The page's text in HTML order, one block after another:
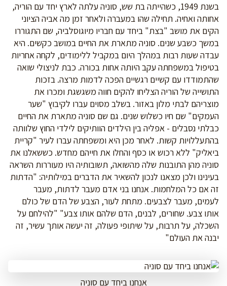
בשנת 1949, כשהייתה בת שש, סוניה עלתה לארץ יחד עם הוריה,
אחותה ואחיה. תחילה שהו במעברה ולאחר זמן מה אביה הציוני
הקים את מושב "בצת" ביחד עם חבריו מיוגוסלביה, שם התגוררו
במשך כשבע שנים. סוניה מתארת את החיים במושב כקשים. היא
עבדה שעות רבות במהלך היום במקביל ללימודים, לקחה אחריות
בטיפול במשפחתה עקב היותה אחות בכורה. כבת לניצולי שואה
שהתמודדו עם קשיים רגשיים הפכה לדמות מרצה. בזכות
התושייה של הוריה הצליחו להקים חווה משגשגת ומכרו את
מוצריהם לבתי מלון באזור. בשלב מסוים עברו לקיבוץ "שער
העמקים" שם חיו כשלוש שנים. גם שם סוניה מתארת את החיים
כבלתי נסבלים - אפליה בין הילדים הוותיקים לילדי החוץ שלוותה
בהתעללויות קשות. לאחר מכן היא ומשפחתה עברו לעיר "קריית
ביאליק" ללא רכוש או כסף והחלו את חייהם מחדש. כששאלנו את
סוניה מהן התובנות שלה מהשואה, תשובותיה היו מעוררות השראה
בעינינו ולכן מצאנו לנכון להשאיר את הדברים במילותיה: "הדתות
זה אם כל המלחמות. אנחנו בני אדם מעבר לדתות, מעבר
לעמים, מעבר לצבעים. מתחת לעור, הצבע של הדם של כולם
אותו צבע. שחורים, לבנים, הדם שלהם אותו צבע" "להילחם על
השכלה, על תרבות, על שיתופי פעולה, זה יעשה אותך עשיר, זה
יבנה את העולם"
אנחנו ביחד עם סוניה